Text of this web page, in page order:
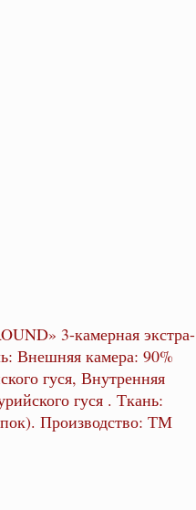
3-камерная экстра-
Внешняя камера: 90%
гуся, Внутренняя
гуся . Ткань:
Производство: ТМ